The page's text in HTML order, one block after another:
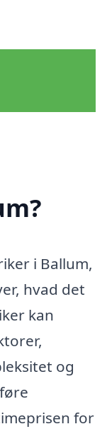
i Ballum,
hvad det
kan
og
for